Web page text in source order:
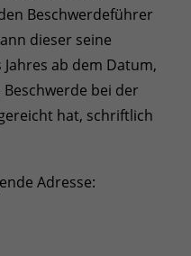
Beschwerdeführer
dieser seine
ab dem Datum,
bei der
hat, schriftlich
Adresse: